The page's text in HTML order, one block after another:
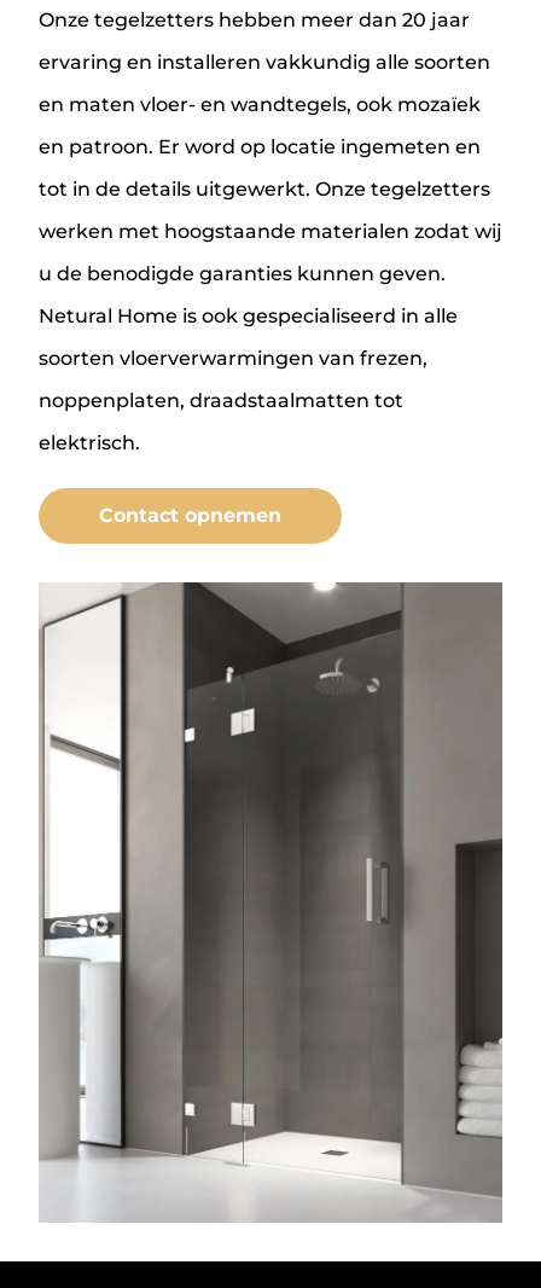
Onze tegelzetters hebben meer dan 20 jaar
ervaring en installeren vakkundig alle soorten
en maten vloer- en wandtegels, ook mozaïek
en patroon. Er word op locatie ingemeten en
tot in de details uitgewerkt. Onze tegelzetters
werken met hoogstaande materialen zodat wij
u de benodigde garanties kunnen geven.
Netural Home is ook gespecialiseerd in alle
soorten vloerverwarmingen van frezen,
noppenplaten, draadstaalmatten tot
elektrisch.
Contact opnemen